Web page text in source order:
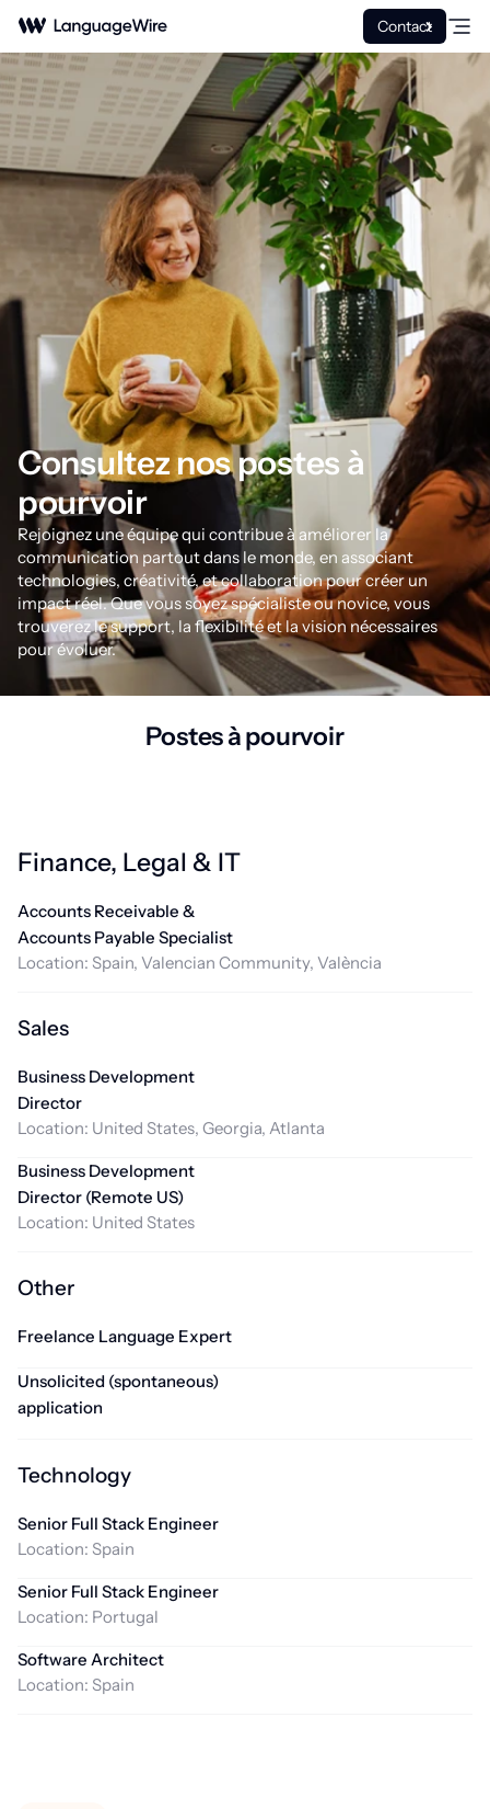
Contact
Consultez nos postes à
pourvoir
Rejoignez une équipe qui contribue à améliorer la
communication partout dans le monde, en associant
technologies, créativité, et collaboration pour créer un
impact réel. Que vous soyez spécialiste ou novice, vous
trouverez le support, la flexibilité et la vision nécessaires
pour évoluer.
Postes à pourvoir
Finance, Legal & IT
Accounts Receivable &
Accounts Payable Specialist
Location: Spain, Valencian Community, València
Sales
Business Development
Director
Location: United States, Georgia, Atlanta
Business Development
Director (Remote US)
Location: United States
Other
Freelance Language Expert
Unsolicited (spontaneous)
application
Technology
Senior Full Stack Engineer
Location: Spain
Senior Full Stack Engineer
Location: Portugal
Software Architect
Location: Spain